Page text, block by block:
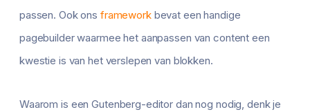
passen. Ook ons frameworkbevat een handige
pagebuilder waarmee het aanpassen van content een
kwestie is van het verslepen van blokken.
Waarom is een Gutenberg-editor dan nog nodig, denk je